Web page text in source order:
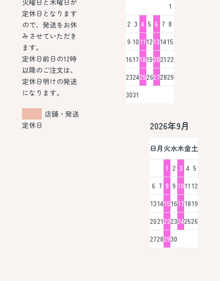
火曜日と木曜日が
定休日となります
ので、発送をお休
みさせていただき
ます。
定休日前日の12時
以降のご注文は、
定休日明けの発送
になります。
店舗・発送
定休日
1
2 3 4 5 6 7 8
9 101112131415
16171819202122
23242526272829
3031
2026年9月
日月 火水木金土
1 2 3 4 5
6 7 8 9 1011 12
13141516171819
20212223242526
27282930